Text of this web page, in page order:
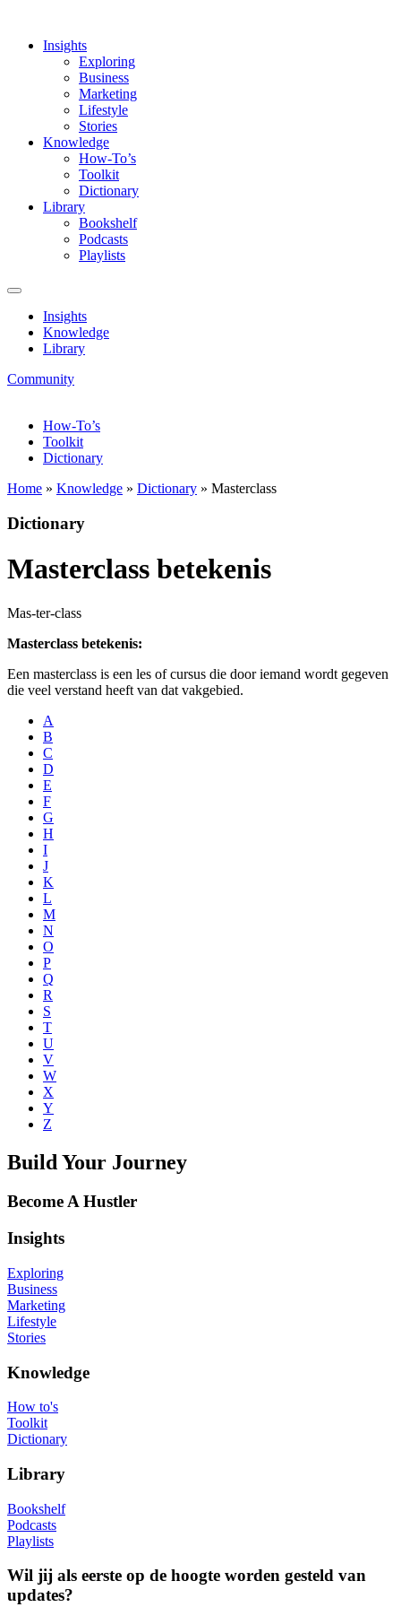
Insights
Exploring
Business
Marketing
Lifestyle
Stories
Knowledge
How-To’s
Toolkit
Dictionary
Library
Bookshelf
Podcasts
Playlists
Insights
Knowledge
Library
Community
How-To’s
Toolkit
Dictionary
Home » Knowledge » Dictionary » Masterclass
Dictionary
Masterclass betekenis
Mas-ter-class
Masterclass betekenis:
Een masterclass is een les of cursus die door iemand wordt gegeven
die veel verstand heeft van dat vakgebied.
A
B
C
D
E
F
G
H
I
J
K
L
M
N
O
P
Q
R
S
T
U
V
W
X
Y
Z
Build Your Journey
Become A Hustler
Insights
Exploring
Business
Marketing
Lifestyle
Stories
Knowledge
How to's
Toolkit
Dictionary
Library
Bookshelf
Podcasts
Playlists
Wil jij als eerste op de hoogte worden gesteld van
updates?